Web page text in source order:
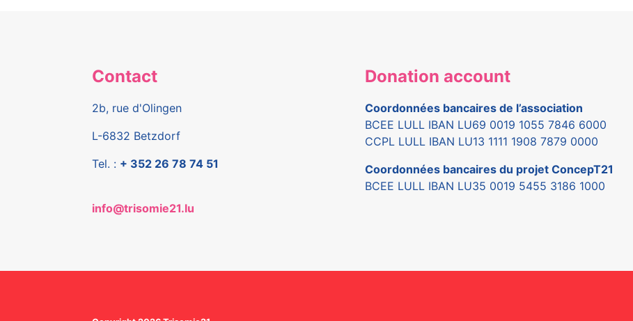
Contact
2b, rue d'Olingen
L-6832 Betzdorf
Tel. : + 352 26 78 74 51
info@trisomie21.lu
Donation account
Coordonnées bancaires de l’association
BCEE LULL IBAN LU69 0019 1055 7846 6000
CCPL LULL IBAN LU13 1111 1908 7879 0000
Coordonnées bancaires du projet ConcepT21
BCEE LULL IBAN LU35 0019 5455 3186 1000